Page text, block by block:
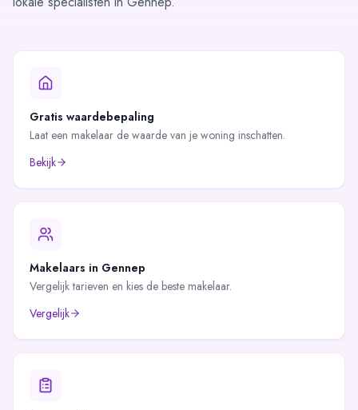
Gratis waardebepaling
Laat een makelaar de waarde van je woning inschatten.
Bekijk
Makelaars in Gennep
Vergelijk tarieven en kies de beste makelaar.
Vergelijk